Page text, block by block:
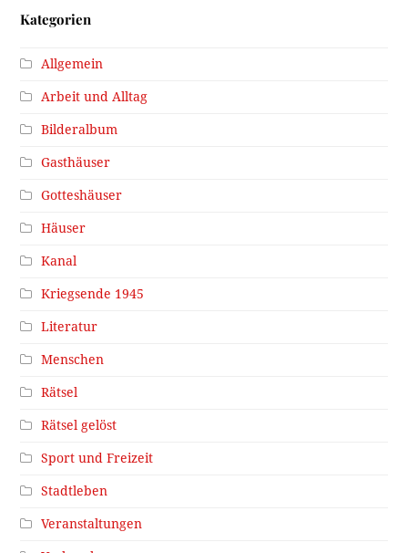
Kategorien
Allgemein
Arbeit und Alltag
Bilderalbum
Gasthäuser
Gotteshäuser
Häuser
Kanal
Kriegsende 1945
Literatur
Menschen
Rätsel
Rätsel gelöst
Sport und Freizeit
Stadtleben
Veranstaltungen